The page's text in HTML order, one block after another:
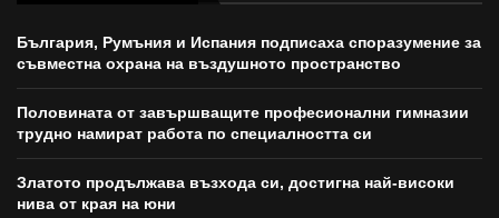
България, Румъния и Испания подписаха споразумение за
съвместна охрана на въздушното пространство
Половината от завършващите професионални гимназии
трудно намират работа по специалността си
Златото продължава възхода си, достигна най-високи
нива от края на юни